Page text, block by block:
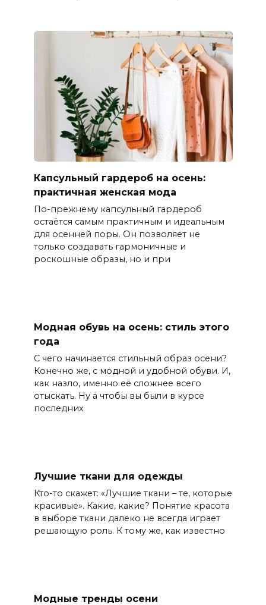
Капсульный гардероб на осень:
практичная женская мода
По-прежнему капсульный гардероб
остаётся самым практичным и идеальным
для осенней поры. Он позволяет не
только создавать гармоничные и
роскошные образы, но и при
Модная обувь на осень: стиль этого
года
С чего начинается стильный образ осени?
Конечно же, с модной и удобной обуви. И,
как назло, именно её сложнее всего
отыскать. Ну а чтобы вы были в курсе
последних
Лучшие ткани для одежды
Кто-то скажет: «Лучшие ткани – те, которые
красивые». Какие, какие? Понятие красота
в выборе ткани далеко не всегда играет
решающую роль. К тому же, как известно
Модные тренды осени